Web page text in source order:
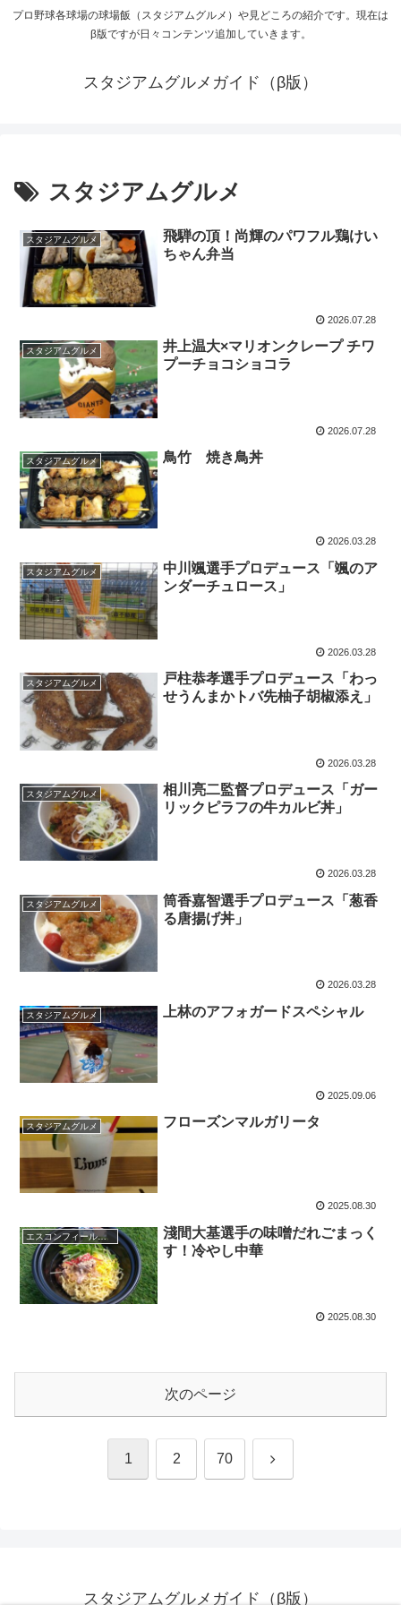
プロ野球各球場の球場飯（スタジアムグルメ）や見どころの紹介です。現在は
β版ですが日々コンテンツ追加していきます。
スタジアムグルメガイド（β版）
スタジアムグルメ
スタジアムグルメ
飛騨の頂！尚輝のパワフル鶏けい
ちゃん弁当
2026.07.28
スタジアムグルメ
井上温大×マリオンクレープ チワ
プーチョコショコラ
2026.07.28
スタジアムグルメ 鳥竹 焼き鳥丼
2026.03.28
スタジアムグルメ
中川颯選手プロデュース「颯のア
ンダーチュロース」
2026.03.28
スタジアムグルメ
戸柱恭孝選手プロデュース「わっ
せうんまかトバ先柚子胡椒添え」
2026.03.28
スタジアムグルメ
相川亮二監督プロデュース「ガー
リックピラフの牛カルビ丼」
2026.03.28
スタジアムグルメ
筒香嘉智選手プロデュース「葱香
る唐揚げ丼」
2026.03.28
スタジアムグルメ 上林のアフォガードスペシャル
2025.09.06
スタジアムグルメ フローズンマルガリータ
2025.08.30
エスコンフィールドHOKKAIDO
淺間大基選手の味噌だれごまっく
す！冷やし中華
2025.08.30
次のページ
1 2 70 次
スタジアムグルメガイド（β版）